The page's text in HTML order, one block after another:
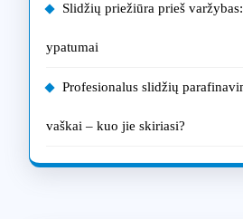
Slidžių priežiūra prieš
ypatumai
Profesionalus slidžių
vaškai – kuo jie skiriasi?